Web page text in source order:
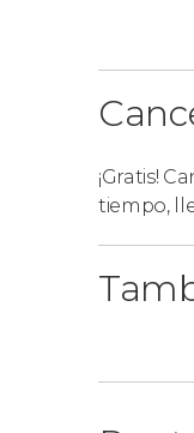
¡Gratis!
tiempo,